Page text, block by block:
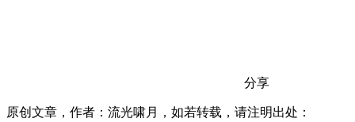
分享
原创文章，作者：流光啸月，如若转载，请注明出处：